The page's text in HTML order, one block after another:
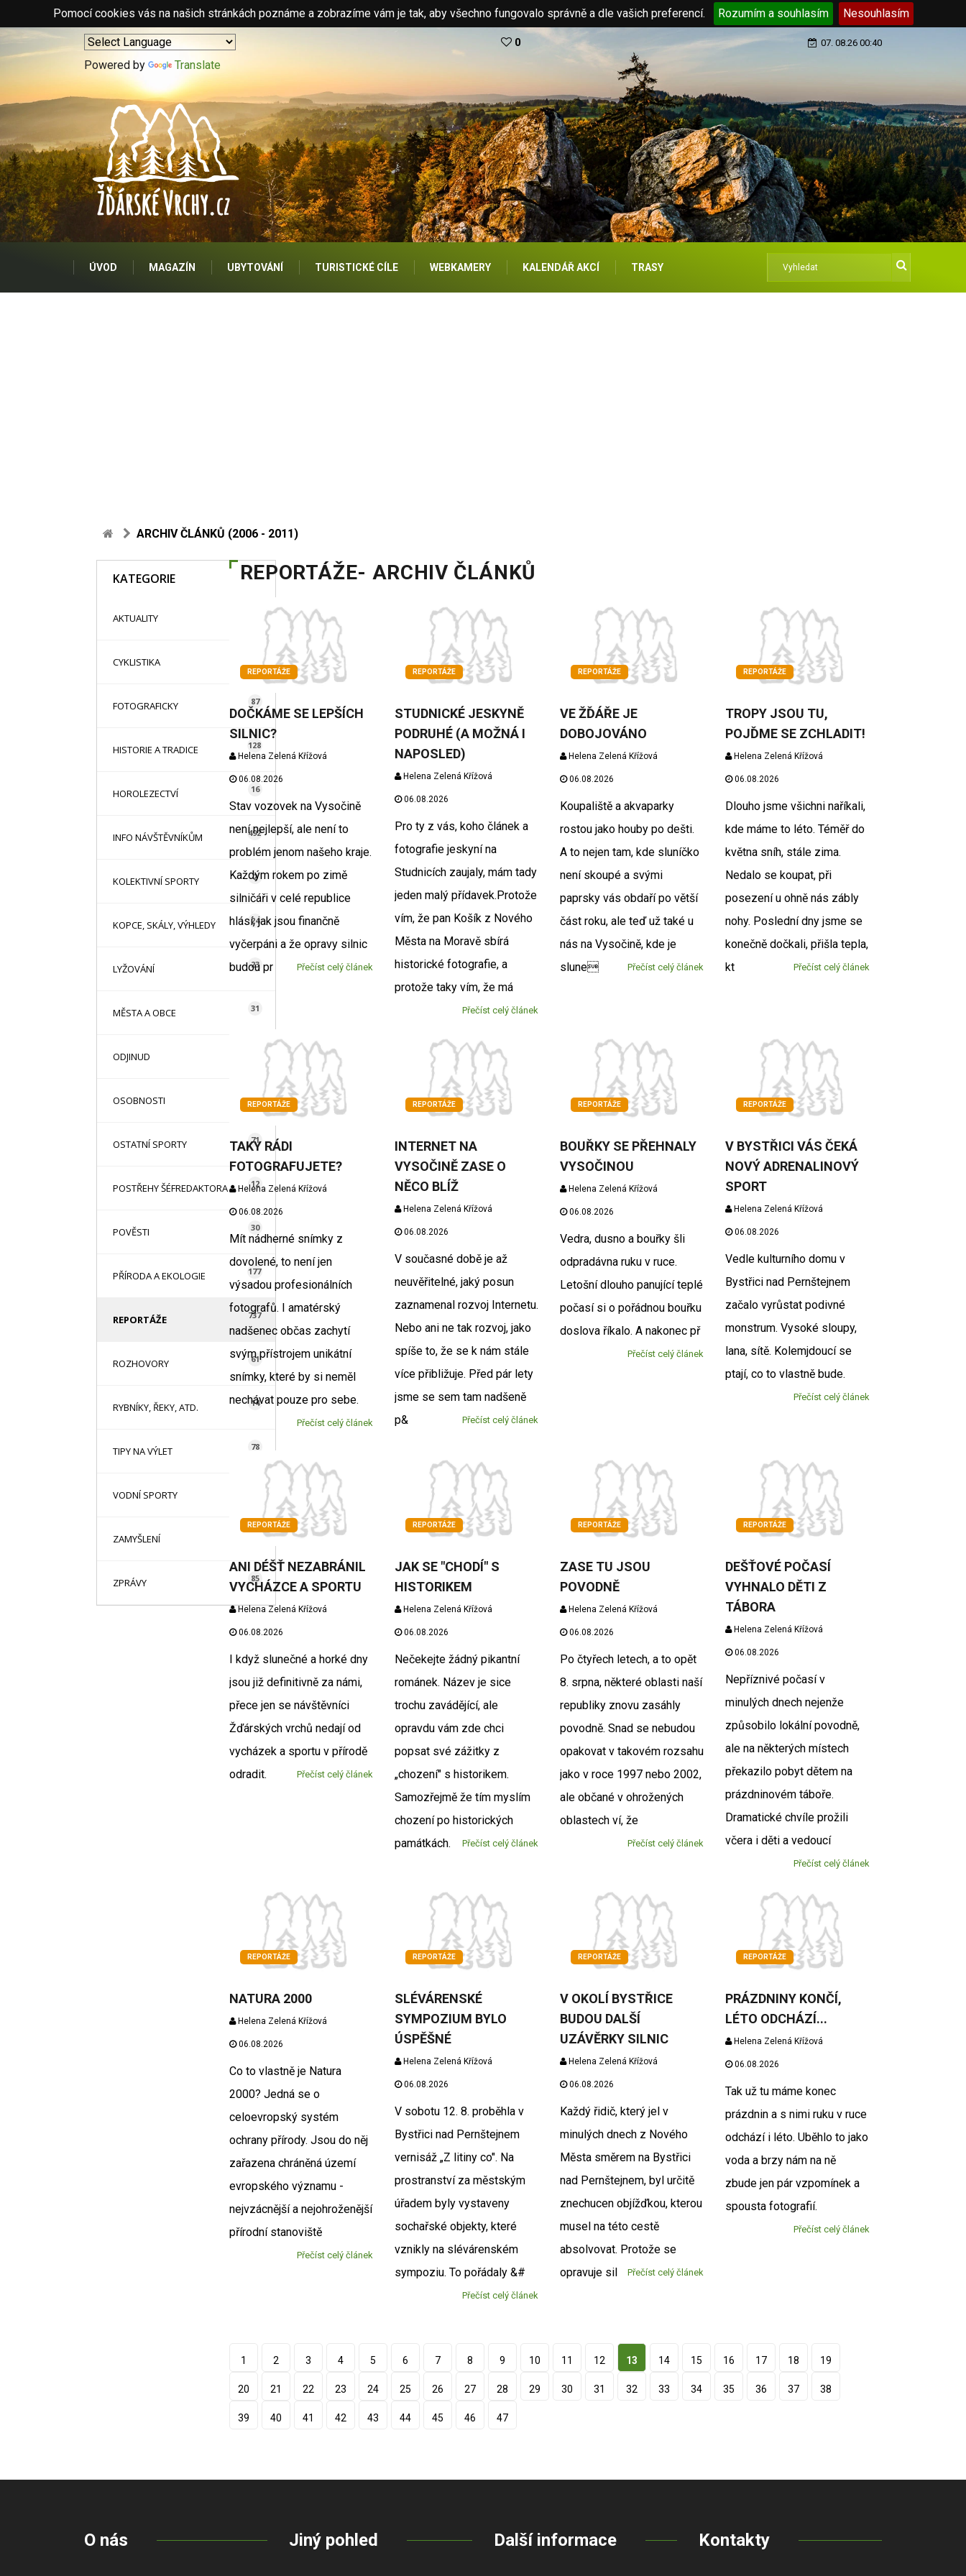
Pomocí cookies vás na našich stránkách poznáme a zobrazíme vám je tak, aby všechno fungovalo správně a dle vašich preferencí. Rozumím a souhlasím Nesouhlasím
Powered by Translate
0 07. 08.26 00:40
ÚVOD MAGAZÍN UBYTOVÁNÍ TURISTICKÉ CÍLE WEBKAMERY KALENDÁŘ AKCÍ TRASY
ARCHIV ČLÁNKŮ (2006 - 2011)
KATEGORIE
AKTUALITY
CYKLISTIKA
FOTOGRAFICKY 87
HISTORIE A TRADICE 128
HOROLEZECTVÍ 16
INFO NÁVŠTĚVNÍKŮM 492
KOLEKTIVNÍ SPORTY 2
KOPCE, SKÁLY, VÝHLEDY 24
LYŽOVÁNÍ 23
MĚSTA A OBCE 31
ODJINUD
OSOBNOSTI 42
OSTATNÍ SPORTY 71
POSTŘEHY ŠÉFREDAKTORA 12
POVĚSTI 30
PŘÍRODA A EKOLOGIE 177
REPORTÁŽE 737
ROZHOVORY 61
RYBNÍKY, ŘEKY, ATD. 14
TIPY NA VÝLET 78
VODNÍ SPORTY
ZAMYŠLENÍ 1
ZPRÁVY 85
REPORTÁŽE- ARCHIV ČLÁNKŮ
REPORTÁŽE
DOČKÁME SE LEPŠÍCH
SILNIC?
Helena Zelená Křížová
06.08.2026
Stav vozovek na Vysočině
není nejlepší, ale není to
problém jenom našeho kraje.
Každým rokem po zimě
silničáři v celé republice
hlásí, jak jsou finančně
vyčerpáni a že opravy silnic
budou pr
Přečíst celý článek
REPORTÁŽE
STUDNICKÉ JESKYNĚ
PODRUHÉ (A MOŽNÁ I
NAPOSLED)
Helena Zelená Křížová
06.08.2026
Pro ty z vás, koho článek a
fotografie jeskyní na
Studnicích zaujaly, mám tady
jeden malý přídavek.Protože
vím, že pan Košík z Nového
Města na Moravě sbírá
historické fotografie, a
protože taky vím, že má
Přečíst celý článek
REPORTÁŽE
VE ŽĎÁŘE JE
DOBOJOVÁNO
Helena Zelená Křížová
06.08.2026
Koupaliště a akvaparky
rostou jako houby po dešti.
A to nejen tam, kde sluníčko
není skoupé a svými
paprsky vás obdaří po větší
část roku, ale teď už také u
nás na Vysočině, kde je
slune
Přečíst celý článek
REPORTÁŽE
TROPY JSOU TU,
POJĎME SE ZCHLADIT!
Helena Zelená Křížová
06.08.2026
Dlouho jsme všichni naříkali,
kde máme to léto. Téměř do
května sníh, stále zima.
Nedalo se koupat, při
posezení u ohně nás zábly
nohy. Poslední dny jsme se
konečně dočkali, přišla tepla,
kt
Přečíst celý článek
REPORTÁŽE
TAKY RÁDI
FOTOGRAFUJETE?
Helena Zelená Křížová
06.08.2026
Mít nádherné snímky z
dovolené, to není jen
výsadou profesionálních
fotografů. I amatérský
nadšenec občas zachytí
svým přístrojem unikátní
snímky, které by si neměl
nechávat pouze pro sebe.
Přečíst celý článek
REPORTÁŽE
INTERNET NA
VYSOČINĚ ZASE O
NĚCO BLÍŽ
Helena Zelená Křížová
06.08.2026
V současné době je až
neuvěřitelné, jaký posun
zaznamenal rozvoj Internetu.
Nebo ani ne tak rozvoj, jako
spíše to, že se k nám stále
více přibližuje. Před pár lety
jsme se sem tam nadšeně
p&
Přečíst celý článek
REPORTÁŽE
BOUŘKY SE PŘEHNALY
VYSOČINOU
Helena Zelená Křížová
06.08.2026
Vedra, dusno a bouřky šli
odpradávna ruku v ruce.
Letošní dlouho panující teplé
počasí si o pořádnou bouřku
doslova říkalo. A nakonec př
Přečíst celý článek
REPORTÁŽE
V BYSTŘICI VÁS ČEKÁ
NOVÝ ADRENALINOVÝ
SPORT
Helena Zelená Křížová
06.08.2026
Vedle kulturního domu v
Bystřici nad Pernštejnem
začalo vyrůstat podivné
monstrum. Vysoké sloupy,
lana, sítě. Kolemjdoucí se
ptají, co to vlastně bude.
Přečíst celý článek
REPORTÁŽE
ANI DÉŠŤ NEZABRÁNIL
VYCHÁZCE A SPORTU
Helena Zelená Křížová
06.08.2026
I když slunečné a horké dny
jsou již definitivně za námi,
přece jen se návštěvníci
Žďárských vrchů nedají od
vycházek a sportu v přírodě
odradit.
Přečíst celý článek
REPORTÁŽE
JAK SE "CHODÍ" S
HISTORIKEM
Helena Zelená Křížová
06.08.2026
Nečekejte žádný pikantní
románek. Název je sice
trochu zavádějící, ale
opravdu vám zde chci
popsat své zážitky z
„chození" s historikem.
Samozřejmě že tím myslím
chození po historických
památkách.
Přečíst celý článek
REPORTÁŽE
ZASE TU JSOU
POVODNĚ
Helena Zelená Křížová
06.08.2026
Po čtyřech letech, a to opět
8. srpna, některé oblasti naší
republiky znovu zasáhly
povodně. Snad se nebudou
opakovat v takovém rozsahu
jako v roce 1997 nebo 2002,
ale občané v ohrožených
oblastech ví, že
Přečíst celý článek
REPORTÁŽE
DEŠŤOVÉ POČASÍ
VYHNALO DĚTI Z
TÁBORA
Helena Zelená Křížová
06.08.2026
Nepříznivé počasí v
minulých dnech nejenže
způsobilo lokální povodně,
ale na některých místech
překazilo pobyt dětem na
prázdninovém táboře.
Dramatické chvíle prožili
včera i děti a vedoucí
Přečíst celý článek
REPORTÁŽE
NATURA 2000
Helena Zelená Křížová
06.08.2026
Co to vlastně je Natura
2000? Jedná se o
celoevropský systém
ochrany přírody. Jsou do něj
zařazena chráněná území
evropského významu -
nejvzácnější a nejohroženější
přírodní stanoviště
Přečíst celý článek
REPORTÁŽE
SLÉVÁRENSKÉ
SYMPOZIUM BYLO
ÚSPĚŠNÉ
Helena Zelená Křížová
06.08.2026
V sobotu 12. 8. proběhla v
Bystřici nad Pernštejnem
vernisáž „Z litiny co". Na
prostranství za městským
úřadem byly vystaveny
sochařské objekty, které
vznikly na slévárenském
sympoziu. To pořádaly &#
Přečíst celý článek
REPORTÁŽE
V OKOLÍ BYSTŘICE
BUDOU DALŠÍ
UZÁVĚRKY SILNIC
Helena Zelená Křížová
06.08.2026
Každý řidič, který jel v
minulých dnech z Nového
Města směrem na Bystřici
nad Pernštejnem, byl určitě
znechucen objížďkou, kterou
musel na této cestě
absolvovat. Protože se
opravuje sil
Přečíst celý článek
REPORTÁŽE
PRÁZDNINY KONČÍ,
LÉTO ODCHÁZÍ...
Helena Zelená Křížová
06.08.2026
Tak už tu máme konec
prázdnin a s nimi ruku v ruce
odchází i léto. Uběhlo to jako
voda a brzy nám na ně
zbude jen pár vzpomínek a
spousta fotografií.
Přečíst celý článek
1 2 3 4 5 6 7 8 9 10 11 12 13 14 15 16 17 18 19
20 21 22 23 24 25 26 27 28 29 30 31 32 33 34 35 36 37 38
39 40 41 42 43 44 45 46 47
O nás Jiný pohled Další informace Kontakty